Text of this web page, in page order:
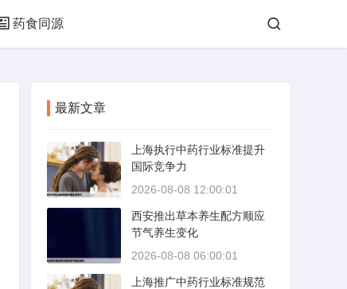
药食同源
最新文章
上海执行中药行业标准提升
国际竞争力
2026-08-08 12:00:01
西安推出草本养生配方顺应
节气养生变化
2026-08-08 06:00:01
上海推广中药行业标准规范